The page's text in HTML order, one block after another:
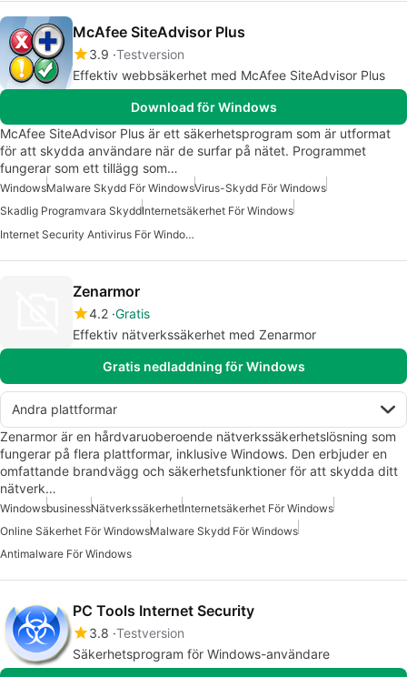
McAfee SiteAdvisor Plus
3.9 Testversion
Effektiv webbsäkerhet med McAfee SiteAdvisor Plus
Download för Windows
McAfee SiteAdvisor Plus är ett säkerhetsprogram som är utformat
för att skydda användare när de surfar på nätet. Programmet
fungerar som ett tillägg som…
WindowsMalware Skydd För WindowsVirus-Skydd För Windows
Skadlig Programvara SkyddInternetsäkerhet För Windows
Internet Security Antivirus För Windows 7
Zenarmor
4.2 Gratis
Effektiv nätverkssäkerhet med Zenarmor
Gratis nedladdning för Windows
Andra plattformar
Zenarmor är en hårdvaruoberoende nätverkssäkerhetslösning som
fungerar på flera plattformar, inklusive Windows. Den erbjuder en
omfattande brandvägg och säkerhetsfunktioner för att skydda ditt
nätverk…
WindowsbusinessNätverkssäkerhetInternetsäkerhet För Windows
Online Säkerhet För WindowsMalware Skydd För Windows
Antimalware För Windows
PC Tools Internet Security
3.8 Testversion
Säkerhetsprogram för Windows-användare